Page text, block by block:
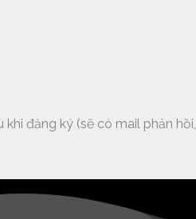
đăng ký (sẽ có mail phản hồi,